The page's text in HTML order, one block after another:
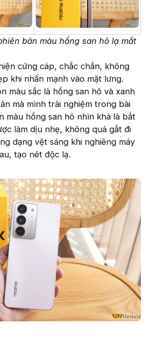
bản màu hồng san hô lạ mắt
cứng cáp, chắc chắn, không
khi nhấn mạnh vào mặt lưng.
màu sắc là hồng san hô và xanh
mà mình trải nghiệm trong bài
màu hồng san hô nhìn khá là bắt
làm dịu nhẹ, không quá gắt đi
dạng vệt sáng khi nghiêng máy
tạo nét độc lạ.